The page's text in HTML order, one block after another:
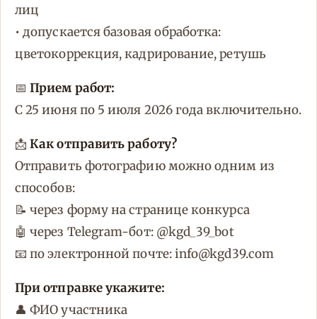
лиц
• допускается базовая обработка:
цветокоррекция, кадрирование, ретушь
📅Прием работ:
С 25 июня по 5 июля 2026 года включительно.
📩Как отправить работу?
Отправить фотографию можно одним из
способов:
📝 через форму на странице конкурса
🤖 через Telegram-бот: @kgd_39_bot
📧 по электронной почте: info@kgd39.com
При отправке укажите:
👤 ФИО участника